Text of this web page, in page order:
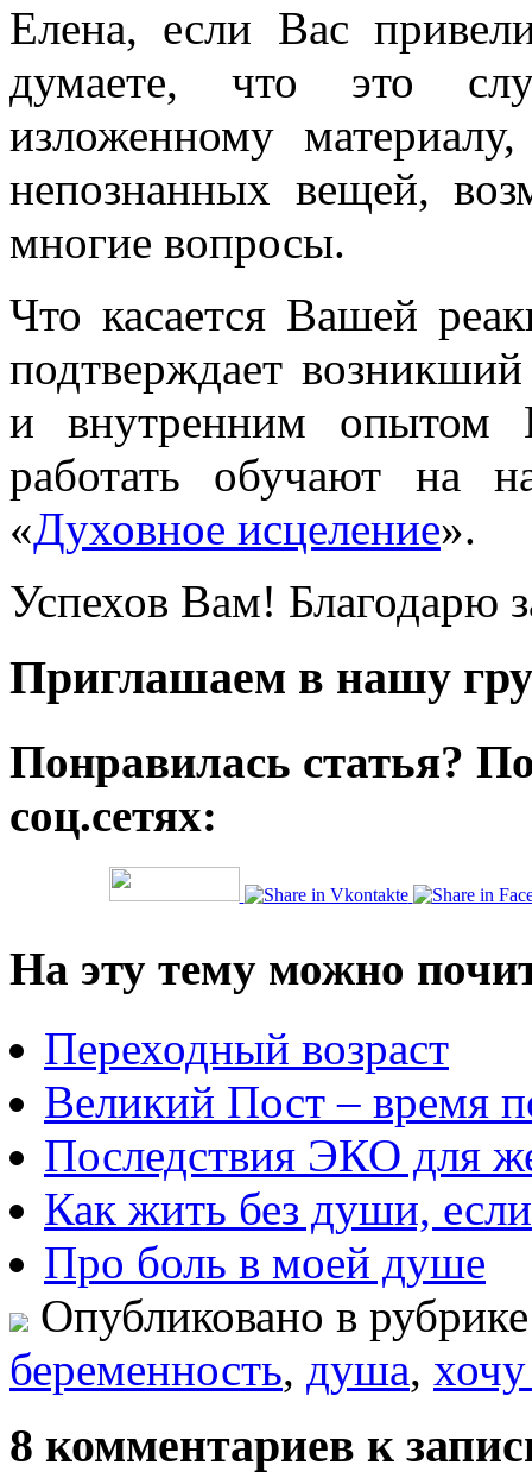
Елена, если Вас
думаете, что это
изложенному
непознанных вещей,
многие вопросы.
Что касается Вашей
подтверждает
и внутренним
работать обучают на
«Духовное исцеление».
Успехов Вам! Благодарю
Приглашаем в нашу
Понравилась статья?
соц.сетях:
На эту тему можно
Переходный возраст
Великий Пост – время
Последствия ЭКО для
Как жить без души,
Про боль в моей душе
Опубликовано в
беременность, душа,
8 комментариев к